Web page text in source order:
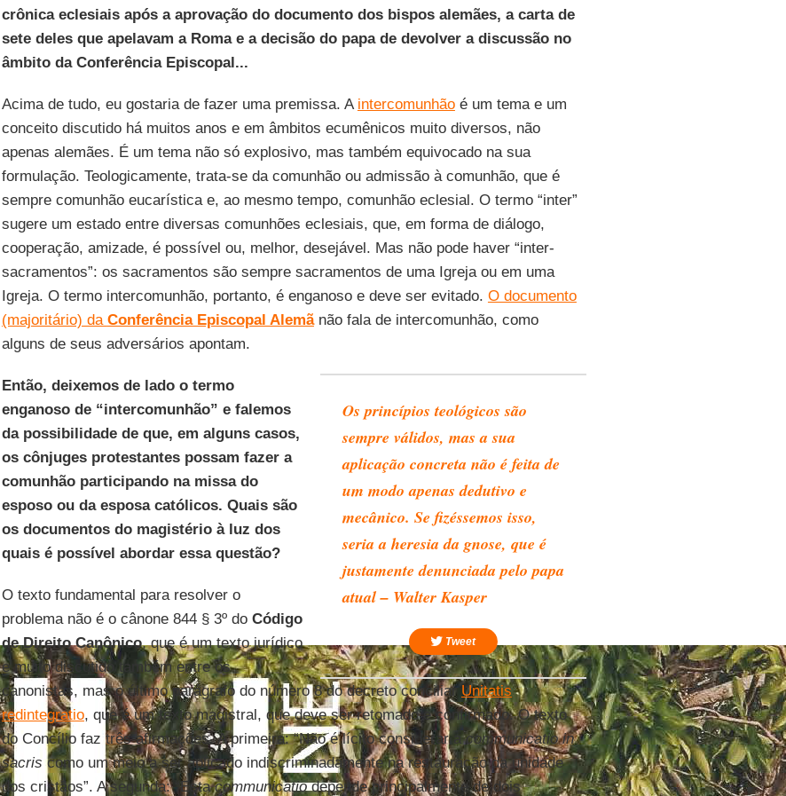
crônica eclesiais após a aprovação do documento dos bispos alemães, a carta de
sete deles que apelavam a Roma e a decisão do papa de devolver a discussão no
âmbito da Conferência Episcopal...
Acima de tudo, eu gostaria de fazer uma premissa. A intercomunhãoé um tema e um
conceito discutido há muitos anos e em âmbitos ecumênicos muito diversos, não
apenas alemães. É um tema não só explosivo, mas também equivocado na sua
formulação. Teologicamente, trata-se da comunhão ou admissão à comunhão, que é
sempre comunhão eucarística e, ao mesmo tempo, comunhão eclesial. O termo “inter”
sugere um estado entre diversas comunhões eclesiais, que, em forma de diálogo,
cooperação, amizade, é possível ou, melhor, desejável. Mas não pode haver “inter-
sacramentos”: os sacramentos são sempre sacramentos de uma Igreja ou em uma
Igreja. O termo intercomunhão, portanto, é enganoso e deve ser evitado. O documento
(majoritário) da Conferência Episcopal Alemãnão fala de intercomunhão, como
alguns de seus adversários apontam.
Os princípios teológicos são
sempre válidos, mas a sua
aplicação concreta não é feita de
um modo apenas dedutivo e
mecânico. Se fizéssemos isso,
seria a heresia da gnose, que é
justamente denunciada pelo papa
atual – Walter Kasper
Tweet
Então, deixemos de lado o termo
enganoso de “intercomunhão” e falemos
da possibilidade de que, em alguns casos,
os cônjuges protestantes possam fazer a
comunhão participando na missa do
esposo ou da esposa católicos. Quais são
os documentos do magistério à luz dos
quais é possível abordar essa questão?
O texto fundamental para resolver o
problema não é o cânone 844 § 3º do Código
de Direito Canônico, que é um texto jurídico
e muito discutido também entre os
canonistas, mas o último parágrafo do número 8 do decreto conciliar Unitatis
redintegratio, que é um texto magistral, que deve ser retomado e confirmado. O texto
do Concílio faz três afirmações. A primeira: “Não é lícito considerar acommunicatio in
sacris como um meio a ser aplicado indiscriminadamente na restauração da unidade
dos cristãos”. A segunda: “Estacommunicatiodepende principalmente de dois